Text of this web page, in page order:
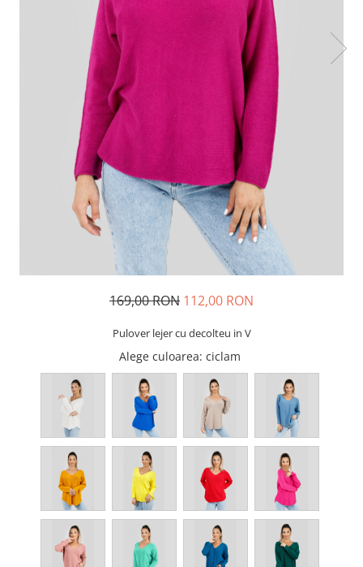
169,00 RON 112,00 RON
Pulover lejer cu decolteu in V
Alege culoarea: ciclam